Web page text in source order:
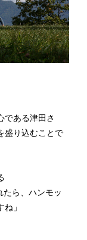
である津田さ
盛り込むことで
ら、ハンモッ
」